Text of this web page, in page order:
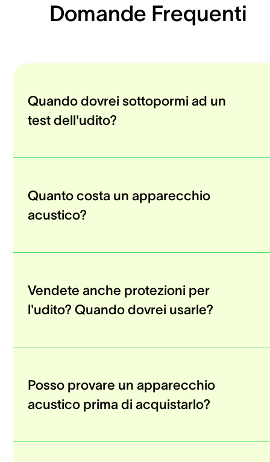
Domande Frequenti
Quando dovrei sottopormi ad un
test dell'udito?
Quanto costa un apparecchio
acustico?
Vendete anche protezioni per
l'udito? Quando dovrei usarle?
Posso provare un apparecchio
acustico prima di acquistarlo?